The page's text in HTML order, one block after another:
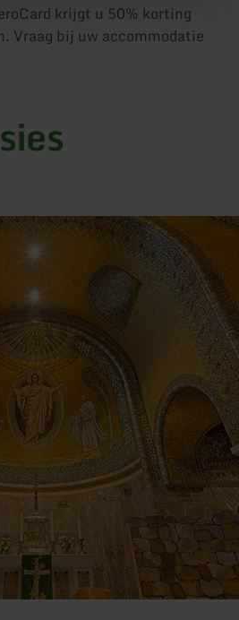
krijgt u 50% korting
Vraag bij uw accommodatie